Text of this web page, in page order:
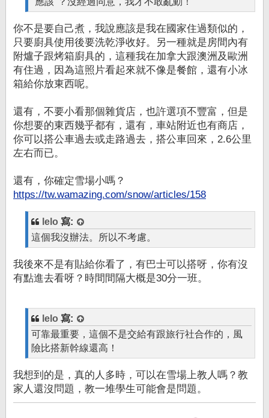
你不是要自己煮，我說應該是我在國家住過類似的，
只要廚具使用後要洗乾淨收好。另一種就是房間內有
附爐子跟烤箱廚具的，這種我在加拿大跟澳洲及歐洲
有住過，因為這照片看起來就不像是餐館，還有小冰
箱給你放東西呢。
還有，不要小看那個雜貨店，也許選項不豐富，但是
你想要的東西幾乎都有，還有，車站附近也有商店，
你可以搭公車過去或走路過去，搭公車回來，2.6公里
左右而已。
還有，你確定雪場小嗎？
https://tw.wamazing.com/snow/articles/158
lelo 寫:
這個我沒辦法。所以不考慮。
我後來不是有貼給你看了，有巴士可以搭呀，你有沒
有點進去看呀？時間間隔大概是30分一班。
lelo 寫:
可靠最重要，這個不是交給有跟旅行社合作的，風
險比搭新幹線還高！
我想到的是，真的人多時，可以在雪場上教人嗎？教
家人還沒問題，教一堆學生可能會是問題。